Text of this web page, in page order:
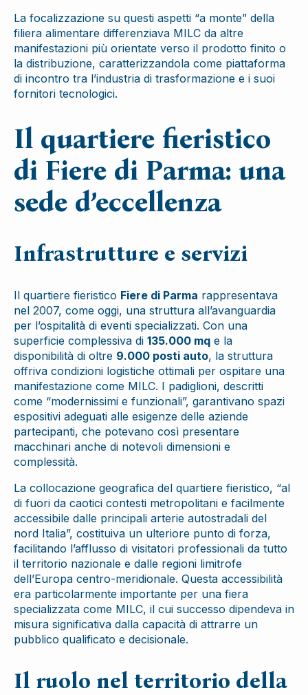
La focalizzazione su questi aspetti “a monte” della
filiera alimentare differenziava MILC da altre
manifestazioni più orientate verso il prodotto finito o
la distribuzione, caratterizzandola come piattaforma
di incontro tra l’industria di trasformazione e i suoi
fornitori tecnologici.
Il quartiere fieristico
di Fiere di Parma: una
sede d’eccellenza
Infrastrutture e servizi
Il quartiere fieristico Fiere di Parma rappresentava
nel 2007, come oggi, una struttura all’avanguardia
per l’ospitalità di eventi specializzati. Con una
superficie complessiva di 135.000 mq e la
disponibilità di oltre 9.000 posti auto, la struttura
offriva condizioni logistiche ottimali per ospitare una
manifestazione come MILC. I padiglioni, descritti
come “modernissimi e funzionali”, garantivano spazi
espositivi adeguati alle esigenze delle aziende
partecipanti, che potevano così presentare
macchinari anche di notevoli dimensioni e
complessità.
La collocazione geografica del quartiere fieristico, “al
di fuori da caotici contesti metropolitani e facilmente
accessibile dalle principali arterie autostradali del
nord Italia”, costituiva un ulteriore punto di forza,
facilitando l’afflusso di visitatori professionali da tutto
il territorio nazionale e dalle regioni limitrofe
dell’Europa centro-meridionale. Questa accessibilità
era particolarmente importante per una fiera
specializzata come MILC, il cui successo dipendeva in
misura significativa dalla capacità di attrarre un
pubblico qualificato e decisionale.
Il ruolo nel territorio della